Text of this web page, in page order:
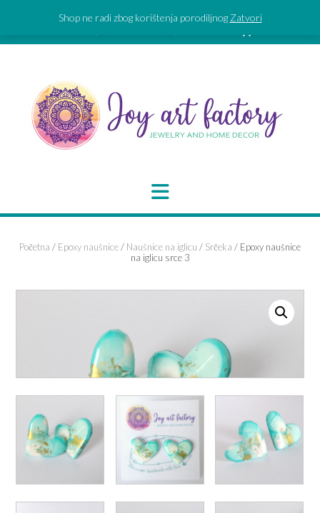
Shop ne radi zbog korištenja porodiljnog Zatvori
Početna / Epoxy naušnice/ Naušnice na iglicu / Srčeka / Epoxy naušnice
na iglicu srce 3